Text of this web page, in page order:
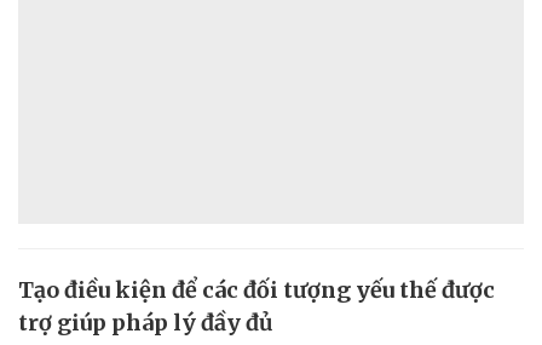
Tạo điều kiện để các đối tượng yếu thế được
trợ giúp pháp lý đầy đủ